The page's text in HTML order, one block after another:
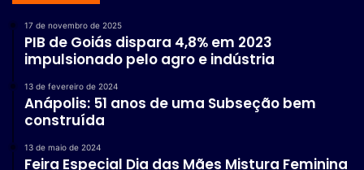
17 de novembro de 2025
PIB de Goiás dispara 4,8% em 2023
impulsionado pelo agro e indústria
13 de fevereiro de 2024
Anápolis: 51 anos de uma Subseção bem
construída
13 de maio de 2024
Feira Especial Dia das Mães Mistura Feminina